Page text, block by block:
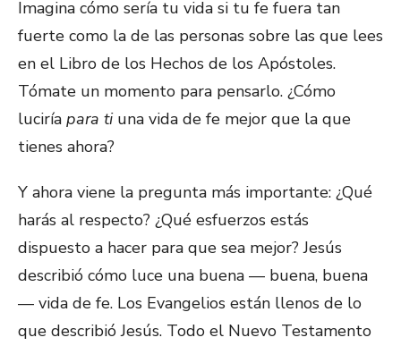
Imagina cómo sería tu vida si tu fe fuera tan
fuerte como la de las personas sobre las que lees
en el Libro de los Hechos de los Apóstoles.
Tómate un momento para pensarlo. ¿Cómo
luciría para tiuna vida de fe mejor que la que
tienes ahora?
Y ahora viene la pregunta más importante: ¿Qué
harás al respecto? ¿Qué esfuerzos estás
dispuesto a hacer para que sea mejor? Jesús
describió cómo luce una buena — buena, buena
— vida de fe. Los Evangelios están llenos de lo
que describió Jesús. Todo el Nuevo Testamento